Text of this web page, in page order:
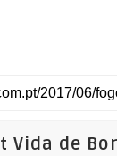
Vida de